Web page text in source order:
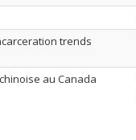
trends
au Canada